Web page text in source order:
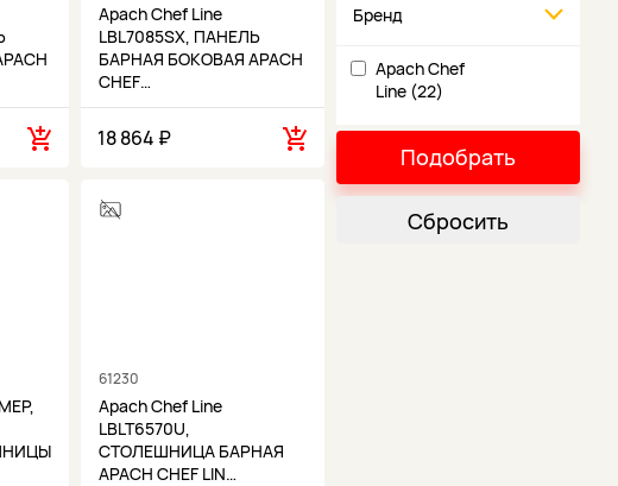
Apach Chef Line
LBL7085SX, ПАНЕЛЬ
БАРНАЯ БОКОВАЯ APACH
CHEF…
18 864 ₽
61230
Apach Chef Line
LBLT6570U,
СТОЛЕШНИЦА БАРНАЯ
APACH CHEF LIN…
Бренд
Apach Chef
Line (22)
Подобрать
Сбросить